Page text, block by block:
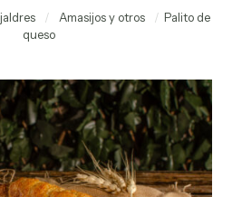
/ Amasijos y otros / Palito de
queso